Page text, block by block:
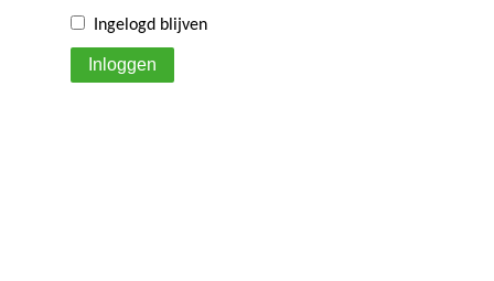
Ingelogd blijven
Inloggen